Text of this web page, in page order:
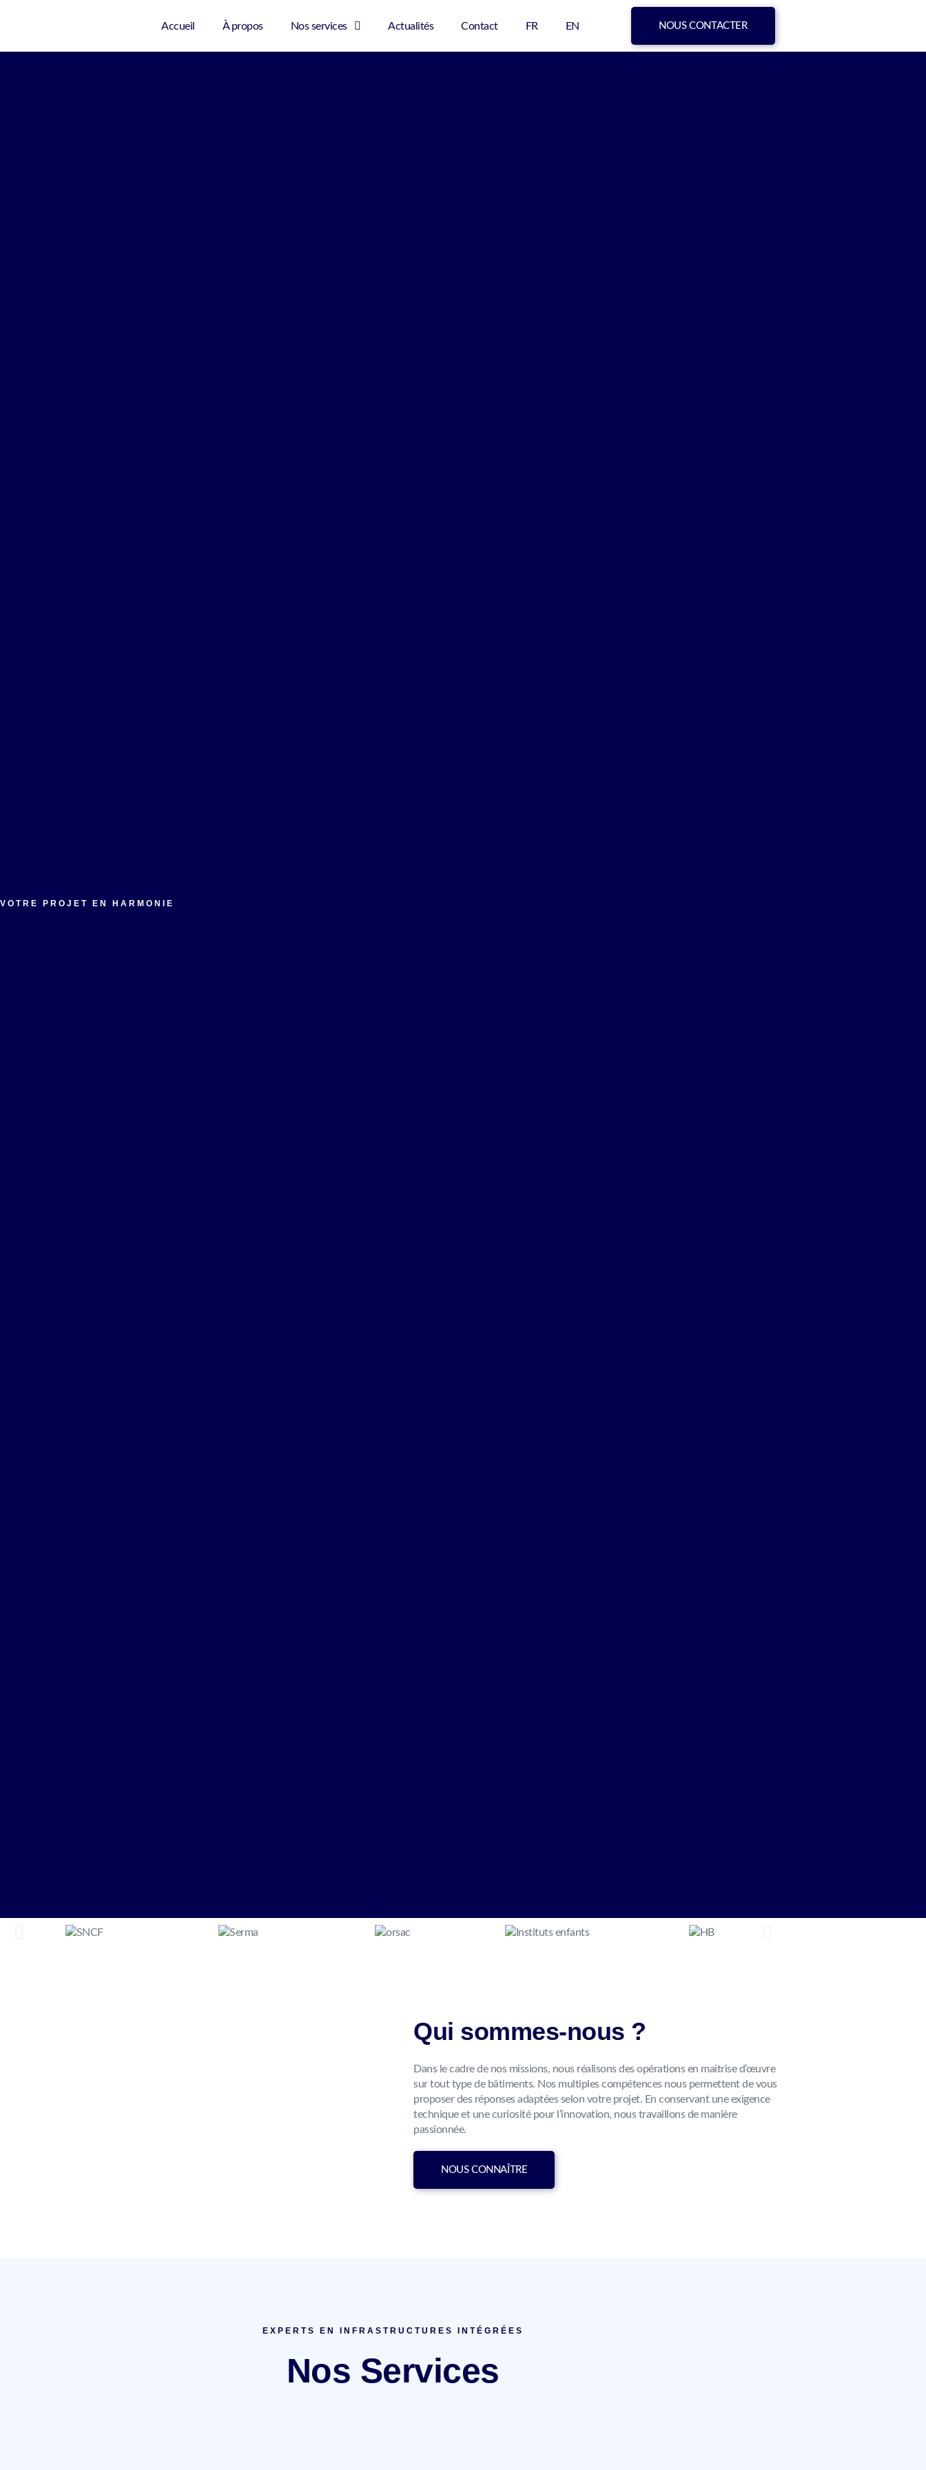
Accueil À propos Nos services Actualités Contact FR EN NOUS CONTACTER
VOTRE PROJET EN HARMONIE
Qui sommes-nous ?
Dans le cadre de nos missions, nous réalisons des opérations en maitrise d’œuvre
sur tout type de bâtiments. Nos multiples compétences nous permettent de vous
proposer des réponses adaptées selon votre projet. En conservant une exigence
technique et une curiosité pour l’innovation, nous travaillons de manière
passionnée.
NOUS CONNAÎTRE
EXPERTS EN INFRASTRUCTURES INTÉGRÉES
Nos Services